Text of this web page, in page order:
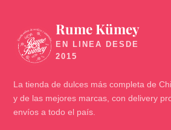
🍬
Rume Kümey
La tienda de dulces más completa de
y de las mejores marcas, con delivery
envíos a todo el país.